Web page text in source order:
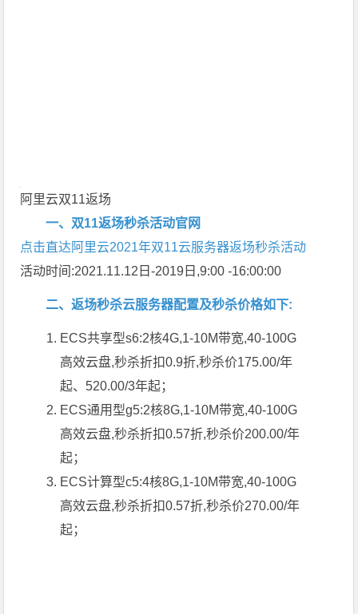
阿里云双11返场
一、双11返场秒杀活动官网
点击直达阿里云2021年双11云服务器返场秒杀活动
活动时间:2021.11.12日-2019日,9:00 -16:00:00
二、返场秒杀云服务器配置及秒杀价格如下:
ECS共享型s6:2核4G,1-10M带宽,40-100G
高效云盘,秒杀折扣0.9折,秒杀价175.00/年
起、520.00/3年起；
ECS通用型g5:2核8G,1-10M带宽,40-100G
高效云盘,秒杀折扣0.57折,秒杀价200.00/年
起；
ECS计算型c5:4核8G,1-10M带宽,40-100G
高效云盘,秒杀折扣0.57折,秒杀价270.00/年
起；